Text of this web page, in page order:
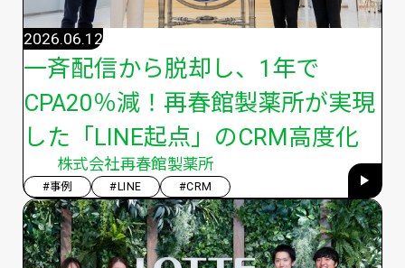
一斉配信から脱却し、1年で
CPA20％減！再春館製薬所が実現
した「LINE起点」のCRM高度化
株式会社再春館製薬所
2026.06.12
#事例 #LINE #CRM